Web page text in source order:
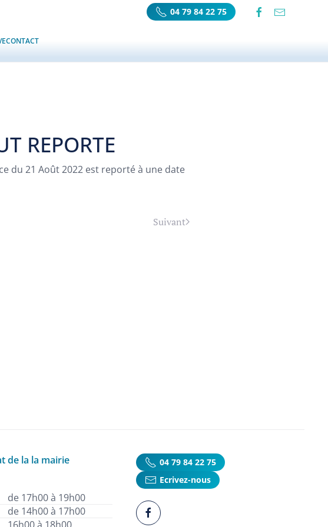
04 79 84 22 75
CONTACT
REPORTE
du 21 Août 2022 est reporté à une date
Suivant
de la la mairie
de 17h00 à 19h00
de 14h00 à 17h00
04 79 84 22 75
Ecrivez-nous